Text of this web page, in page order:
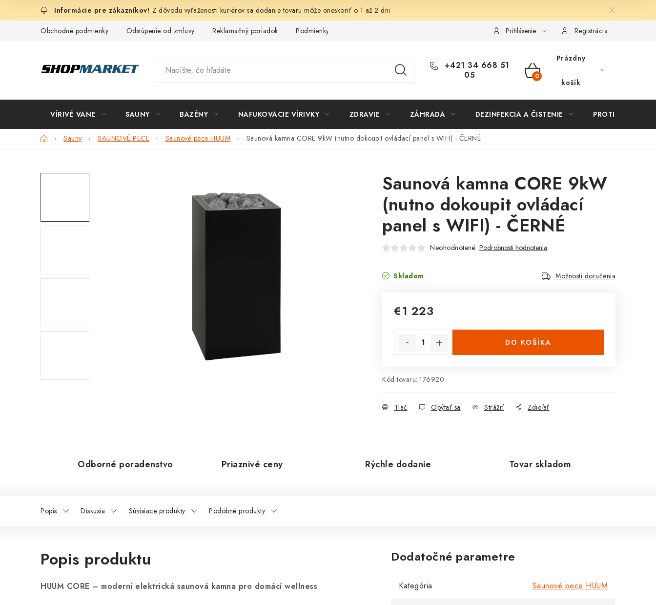
Z dôvodu vyťaženosti kuriérov sa dodanie tovaru môže oneskoriť o 1 až 2 dni
Obchodné podmienky Odstúpenie od zmluvy Reklamačný poriadok Podmienky ochrany osobných údajov Spôsob dopravy a platby Vernostný program Moja objednávka
Prihlásenie Registrácia
+421 34 668 51
05
NÁKUPNÝ
Prázdny
košík
VÍRIVÉ VANE SAUNY BAZÉNY NAFUKOVACIE VÍRIVKY ZDRAVIE ZÁHRADA DEZINFEKCIA A ČISTENIE
DomovSauny SAUNOVÉ PECE Saunové pece HUUM Saunová kamna CORE 9kW (nutno dokoupit ovládací panel s WIFI) - ČERNÉ
Saunová kamna CORE 9kW
(nutno dokoupit ovládací
panel s WIFI) - ČERNÉ
Neohodnotené Podrobnosti hodnotenia
Skladom Možnosti doručenia
€1 223
DO KOŠÍKA
Kód tovaru: 176920
Tlač Opýtať sa Strážiť Zdieľať
Odborné poradenstvo Priaznivé ceny Rýchle dodanie Tovar skladom
Popis Diskusia Súvisiace produkty Podobné produkty
Popis produktu
HUUM CORE – moderní elektrická saunová kamna pro domácí wellness
Dodatočné parametre
Kategória Saunové pece HUUM